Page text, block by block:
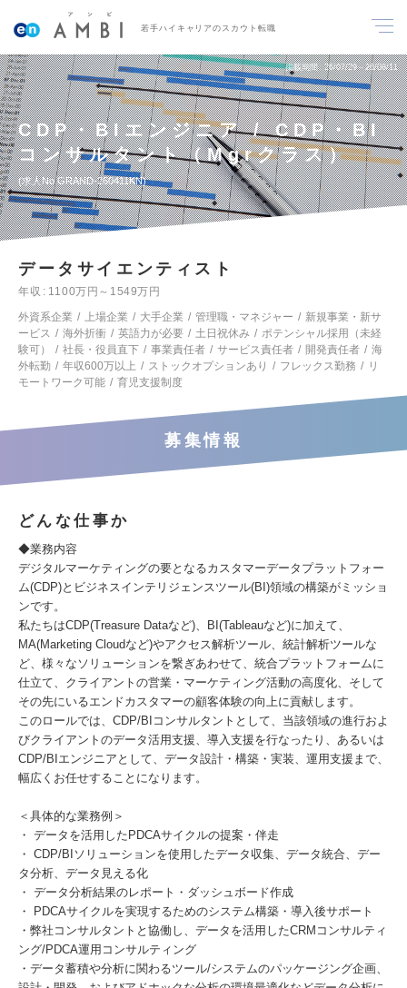
若手ハイキャリアのスカウト転職
掲載期間 26/07/29～26/08/11
CDP・BIエンジニア / CDP・BI
コンサルタント（Mgrクラス）
求人No.GRAND-260411KN
データサイエンティスト
年収
1100万円～1549万円
外資系企業
上場企業 大手企業 管理職・マネジャー
新規事業・新サ
ービス
海外折衝 英語力が必要 土日祝休み
ポテンシャル採用（未経
験可）
社長・役員直下 事業責任者 サービス責任者 開発責任者
海
外転勤
年収600万以上 ストックオプションあり フレックス勤務
リ
モートワーク可能
育児支援制度
募集情報
どんな仕事か
◆業務内容
デジタルマーケティングの要となるカスタマーデータプラットフォー
ム(CDP)とビジネスインテリジェンスツール(BI)領域の構築がミッショ
ンです。
私たちはCDP(Treasure Dataなど)、BI(Tableauなど)に加えて、
MA(Marketing Cloudなど)やアクセス解析ツール、統計解析ツールな
ど、様々なソリューションを繋ぎあわせて、統合プラットフォームに
仕立て、クライアントの営業・マーケティング活動の高度化、そして
その先にいるエンドカスタマーの顧客体験の向上に貢献します。
このロールでは、CDP/BIコンサルタントとして、当該領域の進行およ
びクライアントのデータ活用支援、導入支援を行なったり、あるいは
CDP/BIエンジニアとして、データ設計・構築・実装、運用支援まで、
幅広くお任せすることになります。
＜具体的な業務例＞
・ データを活用したPDCAサイクルの提案・伴走
・ CDP/BIソリューションを使用したデータ収集、データ統合、デー
タ分析、データ見える化
・ データ分析結果のレポート・ダッシュボード作成
・ PDCAサイクルを実現するためのシステム構築・導入後サポート
・弊社コンサルタントと協働し、データを活用したCRMコンサルティ
ング/PDCA運用コンサルティング
・データ蓄積や分析に関わるツール/システムのパッケージング企画、